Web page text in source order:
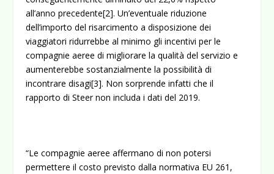
all’anno precedente[2]. Un’eventuale riduzione
dell’importo del risarcimento a disposizione dei
viaggiatori ridurrebbe al minimo gli incentivi per le
compagnie aeree di migliorare la qualità del servizio e
aumenterebbe sostanzialmente la possibilità di
incontrare disagi[3]. Non sorprende infatti che il
rapporto di Steer non includa i dati del 2019.
“Le compagnie aeree affermano di non potersi
permettere il costo previsto dalla normativa EU 261,